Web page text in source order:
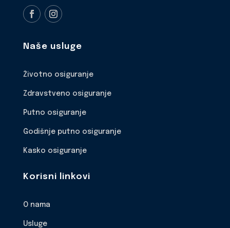
Naše usluge
Životno osiguranje
Zdravstveno osiguranje
Putno osiguranje
Godišnje putno osiguranje
Kasko osiguranje
Korisni linkovi
O nama
Usluge